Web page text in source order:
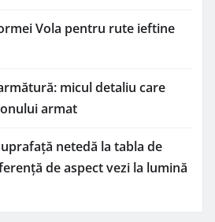
Vola pentru rute ieftine
micul detaliu care
armat
netedă la tabla de
de aspect vezi la lumină